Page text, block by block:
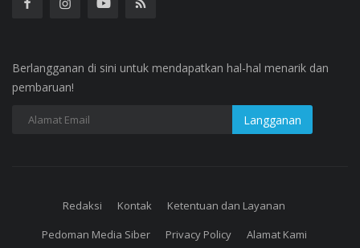
Berlangganan di sini untuk mendapatkan hal-hal menarik dan
pembaruan!
Redaksi Kontak
Ketentuan dan Layanan
Pedoman Media Siber
Privacy Policy Alamat Kami